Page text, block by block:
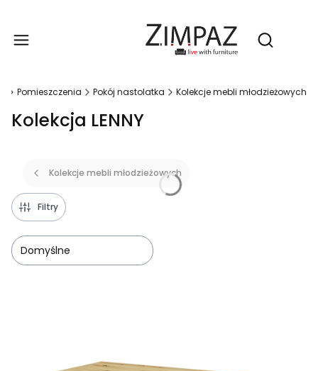
Otwórz
Pomieszczenia Pokój nastolatka Kolekcje mebli młodzieżowych
Kolekcja LENNY
Kolekcje mebli młodzieżowych
Filtry
Domyślne